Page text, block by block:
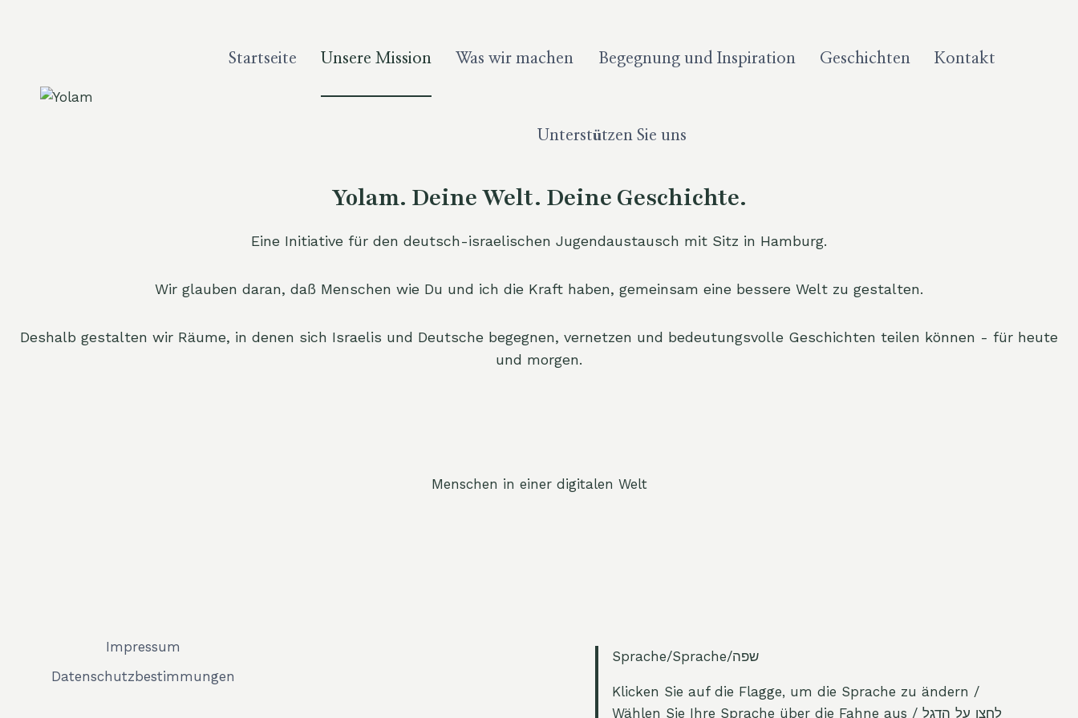
Startseite Unsere Mission Was wir machen Begegnung und Inspiration Geschichten Kontakt
Unterstützen Sie uns
Yolam. Deine Welt. Deine Geschichte.
Eine Initiative für den deutsch-israelischen Jugendaustausch mit Sitz in Hamburg.
Wir glauben daran, daß Menschen wie Du und ich die Kraft haben, gemeinsam eine bessere Welt zu gestalten.
Deshalb gestalten wir Räume, in denen sich Israelis und Deutsche begegnen, vernetzen und bedeutungsvolle Geschichten teilen können - für heute
und morgen.
Menschen in einer digitalen Welt
Impressum
Datenschutzbestimmungen
Sprache/Sprache/שפה
Klicken Sie auf die Flagge, um die Sprache zu ändern /
Wählen Sie Ihre Sprache über die Fahne aus / לחצו על הדגל